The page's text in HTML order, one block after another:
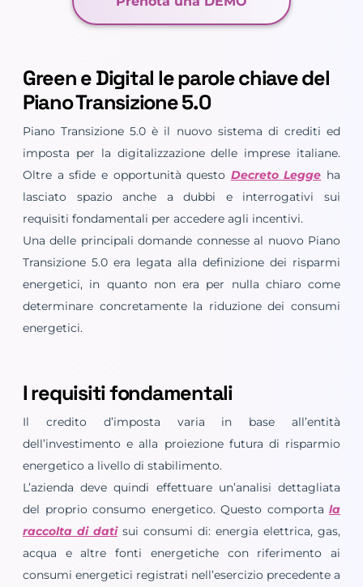
Green e Digital le parole chiave del
Piano Transizione 5.0
Piano Transizione 5.0 è il nuovo sistema di crediti ed
imposta per la digitalizzazione delle imprese italiane.
Oltre a sfide e opportunità questo Decreto Legge ha
lasciato spazio anche a dubbi e interrogativi sui
requisiti fondamentali per accedere agli incentivi.
Una delle principali domande connesse al nuovo Piano
Transizione 5.0 era legata alla definizione dei risparmi
energetici, in quanto non era per nulla chiaro come
determinare concretamente la riduzione dei consumi
energetici.
I requisiti fondamentali
Il credito d’imposta varia in base all’entità
dell’investimento e alla proiezione futura di risparmio
energetico a livello di stabilimento.
L’azienda deve quindi effettuare un’analisi dettagliata
del proprio consumo energetico. Questo comporta la
raccolta di datisui consumi di: energia elettrica, gas,
acqua e altre fonti energetiche con riferimento ai
consumi energetici registrati nell’esercizio precedente a